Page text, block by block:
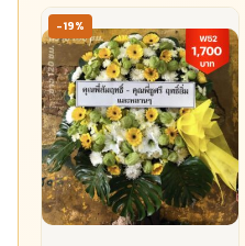
-19%